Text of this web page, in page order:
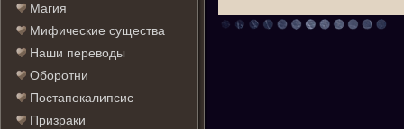
Магия
Мифические существа
Наши переводы
Оборотни
Постапокалипсис
Призраки